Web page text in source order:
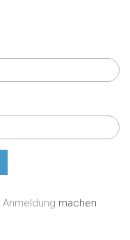
Anmeldung machen